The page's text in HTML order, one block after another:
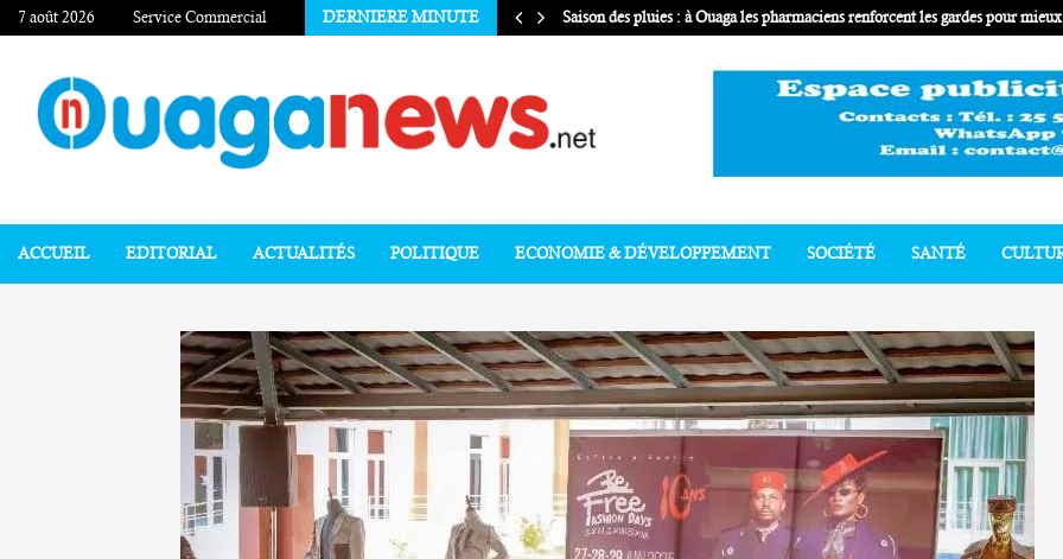
7 août 2026 Service Commercial DERNIERE MINUTE Saison des pluies : à Ouaga les pharmaciens renforcent les gardes pour
ACCUEIL EDITORIAL ACTUALITÉS POLITIQUE ECONOMIE & DÉVELOPPEMENT SOCIÉTÉ SANTÉ